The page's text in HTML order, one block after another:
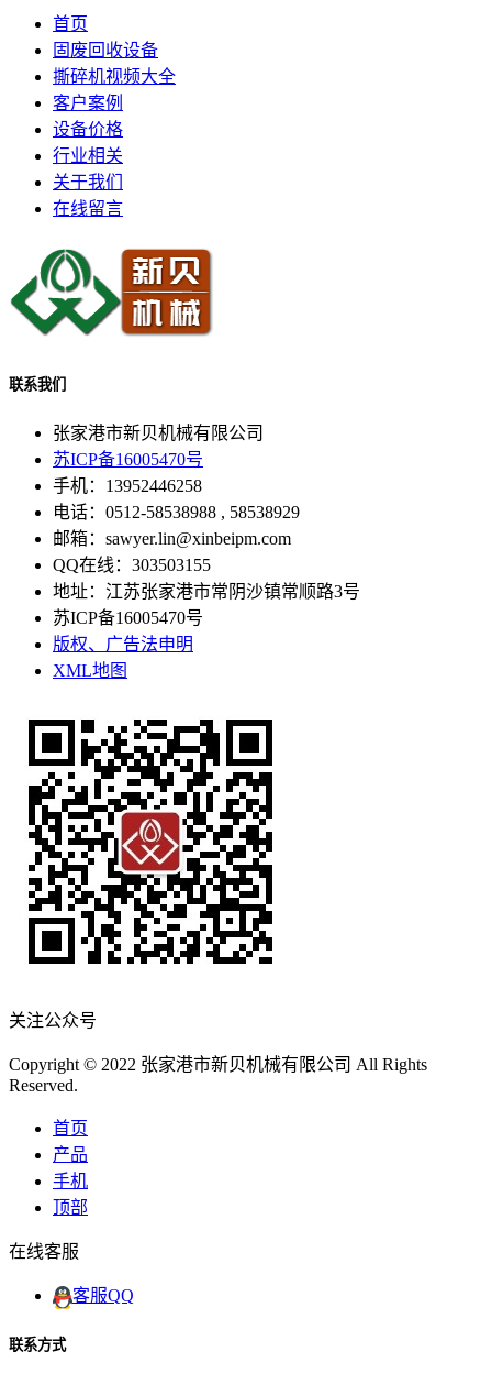
首页
固废回收设备
撕碎机视频大全
客户案例
设备价格
行业相关
关于我们
在线留言
联系我们
张家港市新贝机械有限公司
苏ICP备16005470号
手机：13952446258
电话：0512-58538988 , 58538929
邮箱：sawyer.lin@xinbeipm.com
QQ在线：303503155
地址：江苏张家港市常阴沙镇常顺路3号
苏ICP备16005470号
版权、广告法申明
XML地图
关注公众号
Copyright © 2022 张家港市新贝机械有限公司 All Rights
Reserved.
首页
产品
手机
顶部
在线客服
客服QQ
联系方式